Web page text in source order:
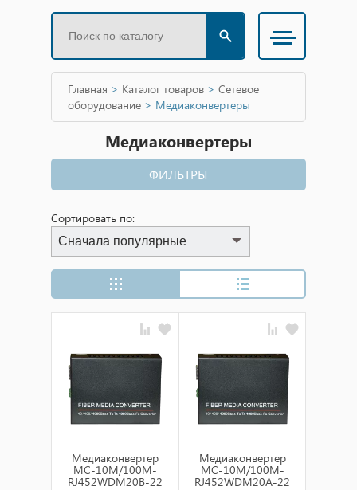
Главная > Каталог товаров > Сетевое
оборудование > Медиаконвертеры
Медиаконвертеры
ФИЛЬТРЫ
Сортировать по:
Сначала популярные
Сначала популярные
Сначала дешевые
Сначала дорогие
Сначала новинки
по названию (а-я)
по названию (я-а)
Медиаконвертер
MC-10M/100M-
RJ452WDM20B-22
Медиаконвертер
MC-10M/100M-
RJ452WDM20A-22